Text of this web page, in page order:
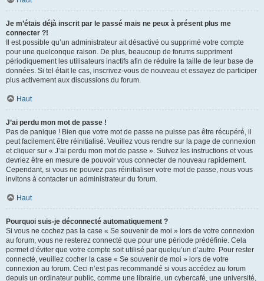
Je m’étais déjà inscrit par le passé mais ne peux à présent plus me
connecter ?!
Il est possible qu’un administrateur ait désactivé ou supprimé votre compte
pour une quelconque raison. De plus, beaucoup de forums suppriment
périodiquement les utilisateurs inactifs afin de réduire la taille de leur base de
données. Si tel était le cas, inscrivez-vous de nouveau et essayez de participer
plus activement aux discussions du forum.
Haut
J’ai perdu mon mot de passe !
Pas de panique ! Bien que votre mot de passe ne puisse pas être récupéré, il
peut facilement être réinitialisé. Veuillez vous rendre sur la page de connexion
et cliquer sur « J’ai perdu mon mot de passe ». Suivez les instructions et vous
devriez être en mesure de pouvoir vous connecter de nouveau rapidement.
Cependant, si vous ne pouvez pas réinitialiser votre mot de passe, nous vous
invitons à contacter un administrateur du forum.
Haut
Pourquoi suis-je déconnecté automatiquement ?
Si vous ne cochez pas la case « Se souvenir de moi » lors de votre connexion
au forum, vous ne resterez connecté que pour une période prédéfinie. Cela
permet d’éviter que votre compte soit utilisé par quelqu’un d’autre. Pour rester
connecté, veuillez cocher la case « Se souvenir de moi » lors de votre
connexion au forum. Ceci n’est pas recommandé si vous accédez au forum
depuis un ordinateur public, comme une librairie, un cybercafé, une université,